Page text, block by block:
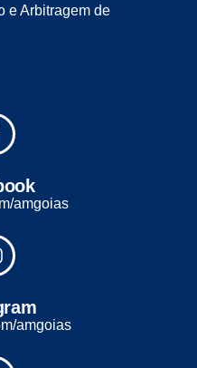
e Arbitragem de
amgoias
amgoias